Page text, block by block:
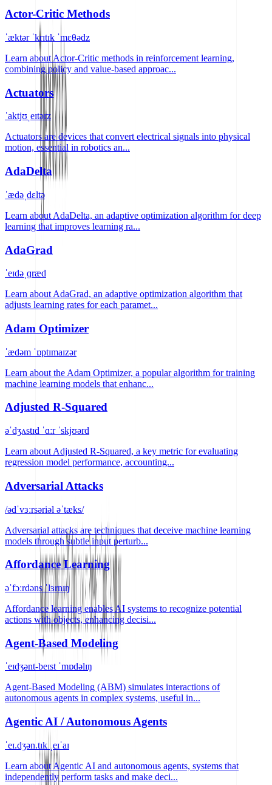
Actor-Critic Methods
ˈæktər ˈkrɪtɪk ˈmɛθədz
Learn about Actor-Critic methods in reinforcement learning,
combining policy and value-based approac...
Actuators
ˈaktjʊˌeɪtərz
Actuators are devices that convert electrical signals into physical
motion, essential in robotics an...
AdaDelta
ˈædəˌdɛltə
Learn about AdaDelta, an adaptive optimization algorithm for deep
learning that improves learning ra...
AdaGrad
ˈeɪdəˌɡræd
Learn about AdaGrad, an adaptive optimization algorithm that
adjusts learning rates for each paramet...
Adam Optimizer
ˈædəm ˈɒptɪmaɪzər
Learn about the Adam Optimizer, a popular algorithm for training
machine learning models that enhanc...
Adjusted R-Squared
əˈdʒʌstɪd ˈɑːr ˈskjʊərd
Learn about Adjusted R-Squared, a key metric for evaluating
regression model performance, accounting...
Adversarial Attacks
/ədˈvɜːrsəriəl əˈtæks/
Adversarial attacks are techniques that deceive machine learning
models through subtle input perturb...
Affordance Learning
əˈfɔːrdəns ˈlɜrnɪŋ
Affordance learning enables AI systems to recognize potential
actions with objects, enhancing decisi...
Agent-Based Modeling
ˈeɪdʒənt-beɪst ˈmɒdəlɪŋ
Agent-Based Modeling (ABM) simulates interactions of
autonomous agents in complex systems, useful in...
Agentic AI / Autonomous Agents
ˈeɪ.dʒən.tɪk ˌeɪˈaɪ
Learn about Agentic AI and autonomous agents, systems that
independently perform tasks and make deci...